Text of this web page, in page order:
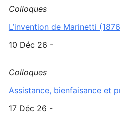
Colloques
L’invention de Marinetti
10 Déc 26 -
Colloques
Assistance, bienfaisance et
17 Déc 26 -